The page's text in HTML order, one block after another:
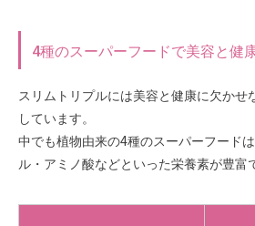
4種のスーパーフードで美容と健
スリムトリプルには美容と健康に欠かせ
しています。
中でも植物由来の4種のスーパーフード
ル・アミノ酸などといった栄養素が豊富